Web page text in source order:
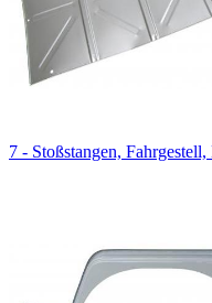
7 - Stoßstangen,